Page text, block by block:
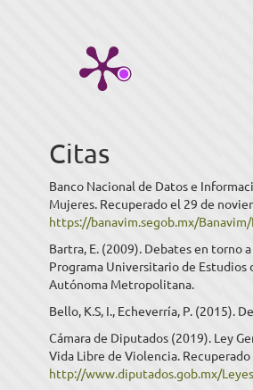
Citas
Banco Nacional de Datos e
Mujeres. Recuperado el 29 de
https://banavim.segob.mx/
Bartra, E. (2009). Debates en torno
Programa Universitario de Estudios
Autónoma Metropolitana.
Bello, K.S, I., Echeverría, P. (2015).
Cámara de Diputados (2019). Ley
Vida Libre de Violencia.
http://www.diputados.gob.mx/